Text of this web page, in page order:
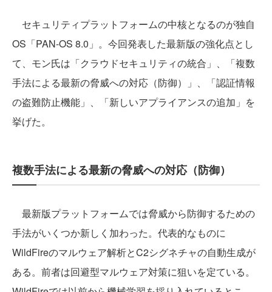
セキュリティプラットフォームの中核となるのが独自
OS「PAN-OS 8.0」。今回発表した最新版の強化点とし
て、モン氏は「クラウドセキュリティの統合」、「複数
手法による最新の脅威への対応（防御）」、「認証情報
の盗難防止機能」、「新しいアプライアンスの追加」を
挙げた。
複数手法による最新の脅威への対応（防御）
最新版プラットフォームでは脅威から防御するための
手法がいくつか新しく加わった。代表的なものに
WildFireのマルウェア解析とC2シグネチャの自動生成が
ある。前者は回避型マルウェア対策に狙いを定ている。